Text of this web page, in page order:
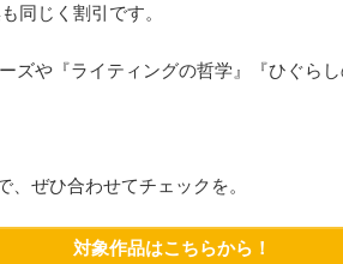
同じく割引です。
ズや『ライティングの哲学』『ひぐら
、ぜひ合わせてチェックを。
対象作品はこちらから！